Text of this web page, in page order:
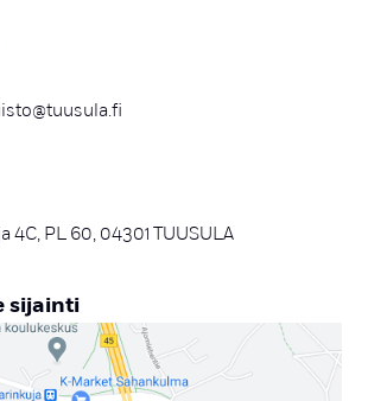
4C, PL 60, 04301 TUUSULA
si­jain­ti